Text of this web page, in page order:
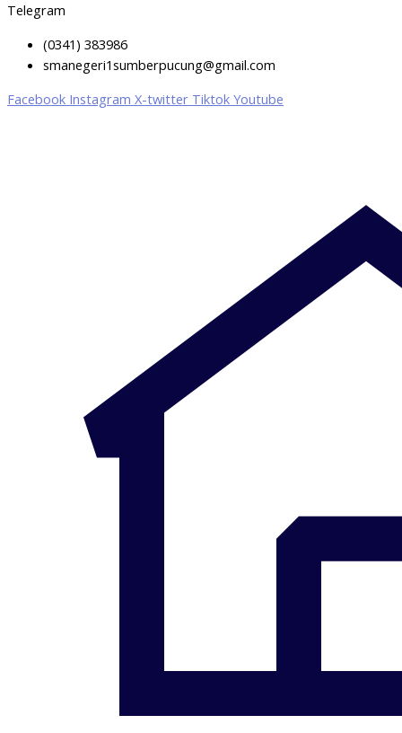
Telegram
(0341) 383986
smanegeri1sumberpucung@gmail.com
Facebook Instagram X-twitter Tiktok Youtube